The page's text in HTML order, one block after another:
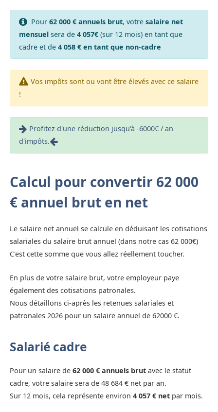
Pour 62 000 € annuels brut, votre salaire net
mensuelsera de 4 057€(sur 12 mois) en tant que
cadre et de 4 058 € en tant que non-cadre
Vos impôts sont ou vont être élevés avec ce salaire
!
Profitez d'une réduction jusqu'à -6000€ / an
d'impôts.
Calcul pour convertir 62 000
€ annuel brut en net
Le salaire net annuel se calcule en déduisant les cotisations
salariales du salaire brut annuel (dans notre cas 62 000€)
C'est cette somme que vous allez réellement toucher.
En plus de votre salaire brut, votre employeur paye
également des cotisations patronales.
Nous détaillons ci-après les retenues salariales et
patronales 2026 pour un salaire annuel de 62000 €.
Salarié cadre
Pour un salaire de 62 000 € annuels brut avec le statut
cadre, votre salaire sera de 48 684 € net par an.
Sur 12 mois, cela représente environ 4 057 € net par mois.